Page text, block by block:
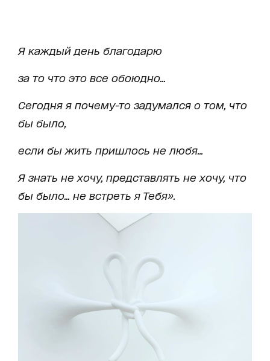
Я каждый день благодарю
за то что это все обоюдно...
Сегодня я почему-то задумался о том, что
бы было,
если бы жить пришлось не любя...
Я знать не хочу, представлять не хочу, что
бы было... не встреть я Тебя».